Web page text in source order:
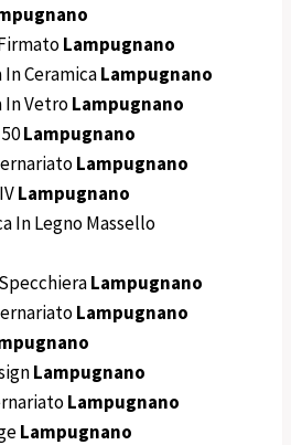
Lampugnano
CeramicaLampugnano
In VetroLampugnano
Lampugnano
Lampugnano
Lampugnano
In Legno Massello
Lampugnano
Lampugnano
Lampugnano
Lampugnano
Lampugnano